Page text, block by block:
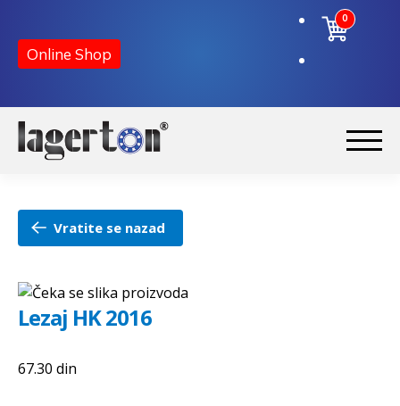
Online Shop
0
Početna
O nama
Kontakt
Vratite se nazad
Lezaj HK 2016
67.30 din